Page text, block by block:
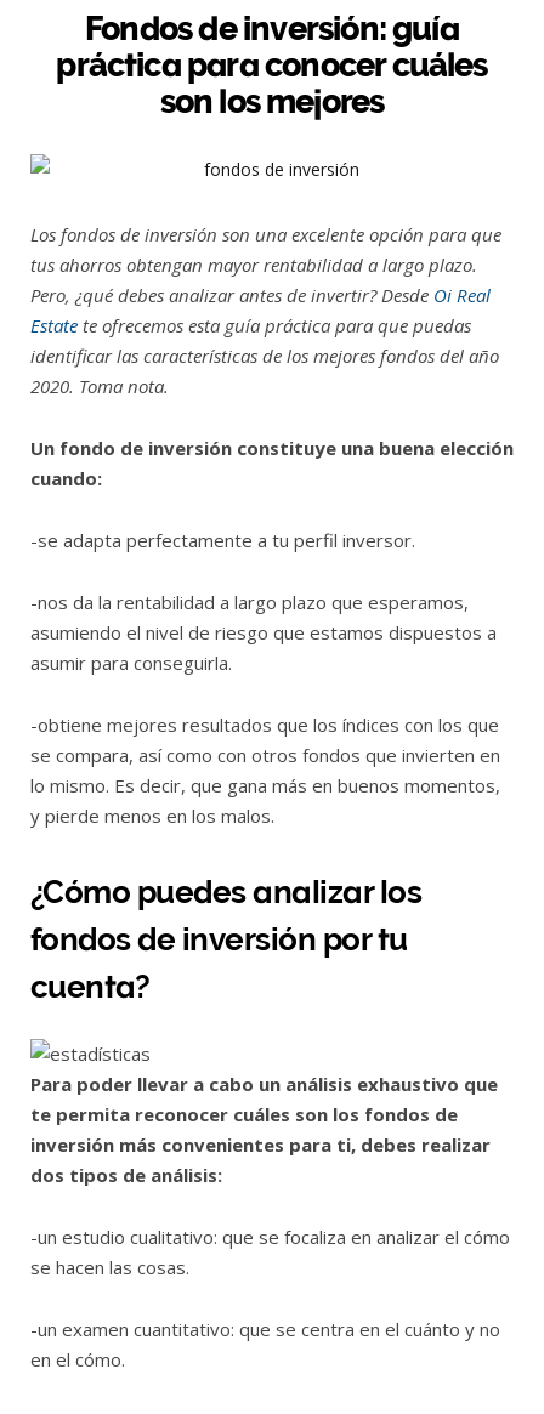
Fondos de inversión: guía
práctica para conocer cuáles
son los mejores
Los fondos de inversión son una excelente opción para que
tus ahorros obtengan mayor rentabilidad a largo plazo.
Pero, ¿qué debes analizar antes de invertir? Desde Oi Real
Estate te ofrecemos esta guía práctica para que puedas
identificar las características de los mejores fondos del año
2020. Toma nota.
Un fondo de inversión constituye una buena elección
cuando:
-se adapta perfectamente a tu perfil inversor.
-nos da la rentabilidad a largo plazo que esperamos,
asumiendo el nivel de riesgo que estamos dispuestos a
asumir para conseguirla.
-obtiene mejores resultados que los índices con los que
se compara, así como con otros fondos que invierten en
lo mismo. Es decir, que gana más en buenos momentos,
y pierde menos en los malos.
¿Cómo puedes analizar los
fondos de inversión por tu
cuenta?
Para poder llevar a cabo un análisis exhaustivo que
te permita reconocer cuáles son los fondos de
inversión más convenientes para ti, debes realizar
dos tipos de análisis:
-un estudio cualitativo: que se focaliza en analizar el cómo
se hacen las cosas.
-un examen cuantitativo: que se centra en el cuánto y no
en el cómo.